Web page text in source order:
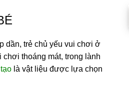
dần, trẻ chủ yếu vui chơi ở
thoáng mát, trong lành
là vật liệu được lựa chọn